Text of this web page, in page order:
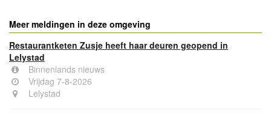
Meer meldingen in deze omgeving
Restaurantketen Zusje heeft haar deuren geopend in
Lelystad
Binnenlands nieuws
Vrijdag 7-8-2026
Lelystad